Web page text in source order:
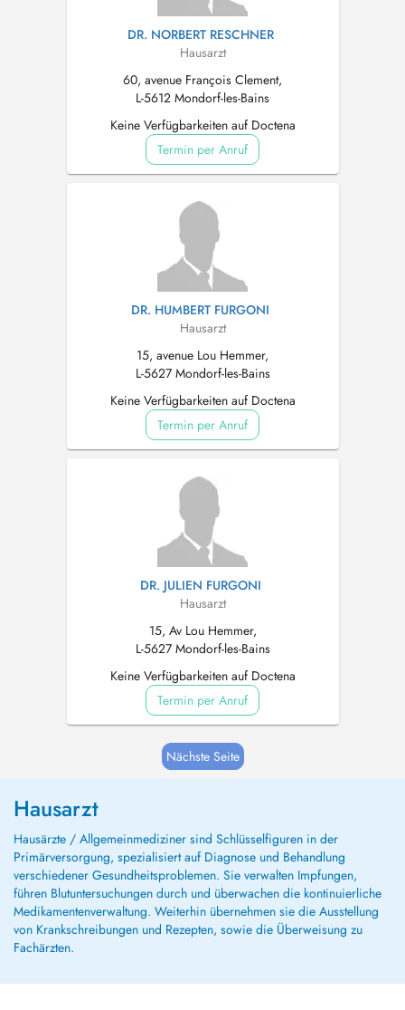
DR. NORBERT RESCHNER
Hausarzt
60, avenue François Clement,
L-5612 Mondorf-les-Bains
Keine Verfügbarkeiten auf Doctena
Termin per Anruf
DR. HUMBERT FURGONI
Hausarzt
15, avenue Lou Hemmer,
L-5627 Mondorf-les-Bains
Keine Verfügbarkeiten auf Doctena
Termin per Anruf
DR. JULIEN FURGONI
Hausarzt
15, Av Lou Hemmer,
L-5627 Mondorf-les-Bains
Keine Verfügbarkeiten auf Doctena
Termin per Anruf
Nächste Seite
Hausarzt
Hausärzte / Allgemeinmediziner sind Schlüsselfiguren in der
Primärversorgung, spezialisiert auf Diagnose und Behandlung
verschiedener Gesundheitsproblemen. Sie verwalten Impfungen,
führen Blutuntersuchungen durch und überwachen die kontinuierliche
Medikamentenverwaltung. Weiterhin übernehmen sie die Ausstellung
von Krankschreibungen und Rezepten, sowie die Überweisung zu
Fachärzten.